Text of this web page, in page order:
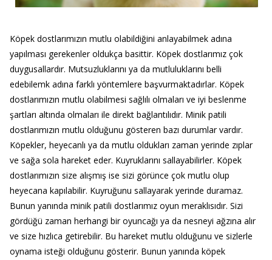
Köpek dostlarımızın mutlu olabildiğini anlayabilmek adına
yapılması gerekenler oldukça basittir. Köpek dostlarımız çok
duygusallardır. Mutsuzluklarını ya da mutluluklarını belli
edebilemk adına farklı yöntemlere başvurmaktadırlar. Köpek
dostlarımızın mutlu olabilmesi sağlılı olmaları ve iyi beslenme
şartları altında olmaları ile direkt bağlantılıdır. Minik patili
dostlarımızın mutlu olduğunu gösteren bazı durumlar vardır.
Köpekler, heyecanlı ya da mutlu oldukları zaman yerinde zıplar
ve sağa sola hareket eder. Kuyruklarını sallayabilirler. Köpek
dostlarımızın size alışmış ise sizi görünce çok mutlu olup
heyecana kapılabilir. Kuyruğunu sallayarak yerinde duramaz.
Bunun yanında minik patili dostlarımız oyun meraklısıdır. Sizi
gördüğü zaman herhangi bir oyuncağı ya da nesneyi ağzına alır
ve size hızlıca getirebilir. Bu hareket mutlu olduğunu ve sizlerle
oynama isteği olduğunu gösterir. Bunun yanında köpek